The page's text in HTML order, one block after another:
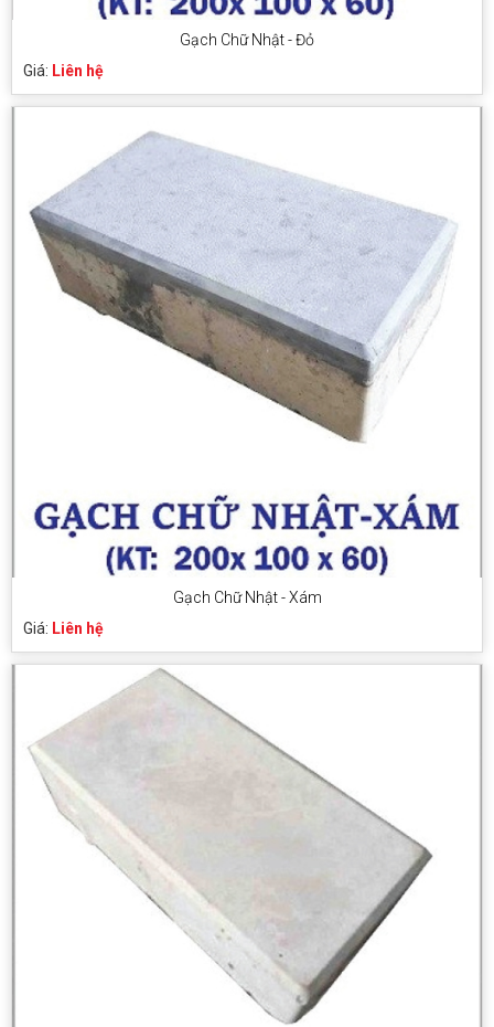
Gạch Chữ Nhật - Đỏ
Giá: Liên hệ
Gạch Chữ Nhật - Xám
Giá: Liên hệ